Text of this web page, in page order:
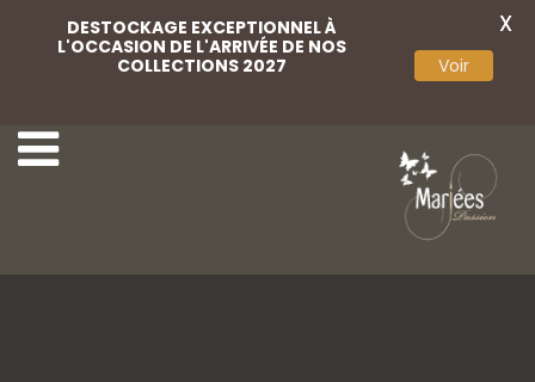
DESTOCKAGE EXCEPTIONNEL À
L'OCCASION DE L'ARRIVÉE DE NOS
COLLECTIONS 2027
Voir
X